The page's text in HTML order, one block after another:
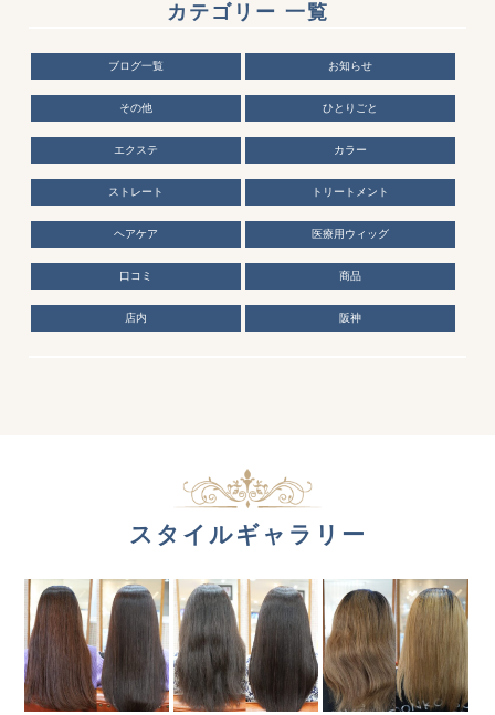
カテゴリー 一覧
ブログ一覧 お知らせ
その他 ひとりごと
エクステ カラー
ストレート トリートメント
ヘアケア 医療用ウィッグ
口コミ 商品
店内 阪神
スタイルギャラリー